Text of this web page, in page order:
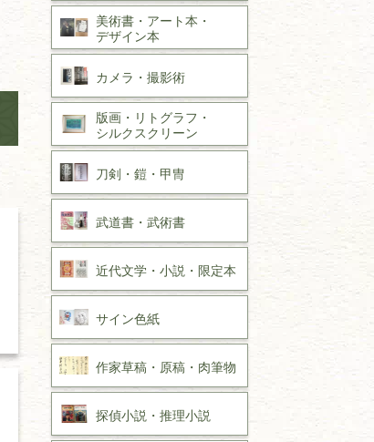
美術書・アート本・
デザイン本
カメラ・撮影術
版画・リトグラフ・
シルクスクリーン
刀剣・ 鎧・ 甲冑
武道書・ 武術書
近代文学・ 小説・限定本
サイン色紙
作家草稿・原稿・ 肉筆物
探偵小説・ 推理小説